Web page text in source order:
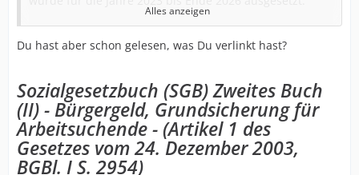
https://www.gegen-hartz.de/news/buergerge…ener-
hintertuer
https://www.gesetze-im-internet.de/sgb_2/__12a.html
Damit würde ich ja dauerhaft zum Sozialfall!
Alles anzeigen
Du hast aber schon gelesen, was Du verlinkt hast?
Sozialgesetzbuch (SGB) Zweites Buch
(II) - Bürgergeld, Grundsicherung für
Arbeitsuchende - (Artikel 1 des
Gesetzes vom 24. Dezember 2003,
BGBl. I S. 2954)